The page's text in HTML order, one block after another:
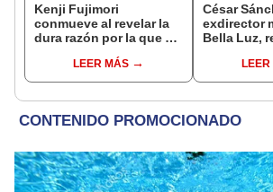
Kenji Fujimori
conmueve al revelar la
dura razón por la que no
esposa Erika Muñóz: "El
proceso judicial"
LEER MÁS
César
exdirector
Bella Luz,
Saldaña
pedido:
LEER